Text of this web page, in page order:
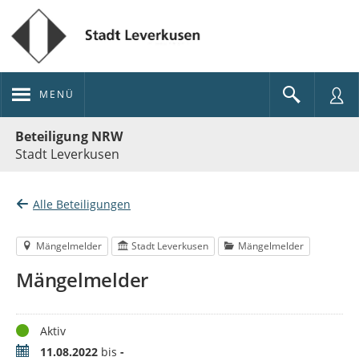
MENÜ
Beteiligung NRW
Stadt Leverkusen
Alle Beteiligungen
Mängelmelder Stadt Leverkusen Mängelmelder
Mängelmelder
StatusAktiv
Zeitraum11.08.2022 bis -